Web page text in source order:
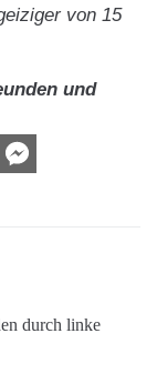
von 15
und
durch linke